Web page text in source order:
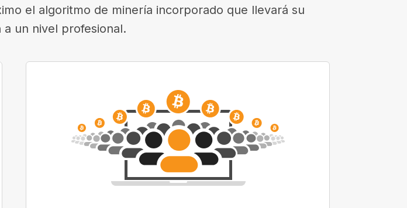
el algoritmo de minería incorporado que llevará su
a un nivel profesional.